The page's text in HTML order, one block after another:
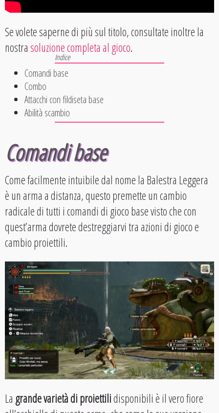
Se volete saperne di più sul titolo, consultate inoltre la
nostrasoluzione completa al gioco.
Comandi base
Combo
Attacchi con fildiseta base
Abilità scambio
Comandi base
Come facilmente intuibile dal nome la Balestra Leggera
è un arma a distanza, questo premette un cambio
radicale di tutti i comandi di gioco base visto che con
quest’arma dovrete destreggiarvi tra azioni di gioco e
cambio proiettili.
La grande varietà di proiettilidisponibili è il vero fiore